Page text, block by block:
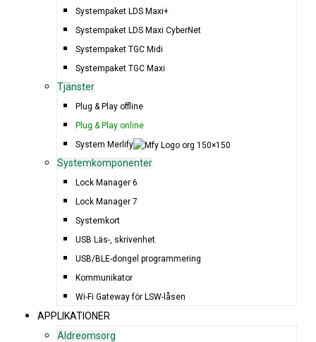
Systempaket LDS Maxi+
Systempaket LDS Maxi CyberNet
Systempaket TGC Midi
Systempaket TGC Maxi
Tjänster
Plug & Play offline
Plug & Play online
System Merlify
Systemkomponenter
Lock Manager 6
Lock Manager 7
Systemkort
USB Läs-, skrivenhet
USB/BLE-dongel programmering
Kommunikator
Wi-Fi Gateway för LSW-låsen
APPLIKATIONER
Äldreomsorg